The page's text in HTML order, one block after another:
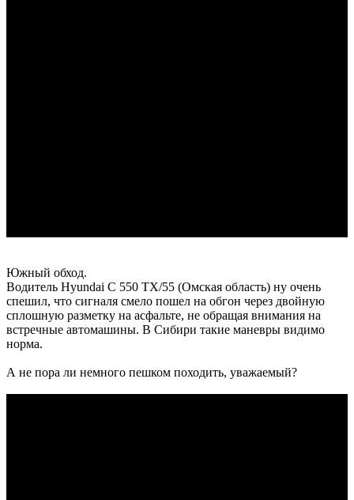
Южный обход.
Водитель Hyundai С 550 ТХ/55 (Омская область) ну очень
спешил, что сигналя смело пошел на обгон через двойную
сплошную разметку на асфальте, не обращая внимания на
встречные автомашины. В Сибири такие маневры видимо
норма.
А не пора ли немного пешком походить, уважаемый?